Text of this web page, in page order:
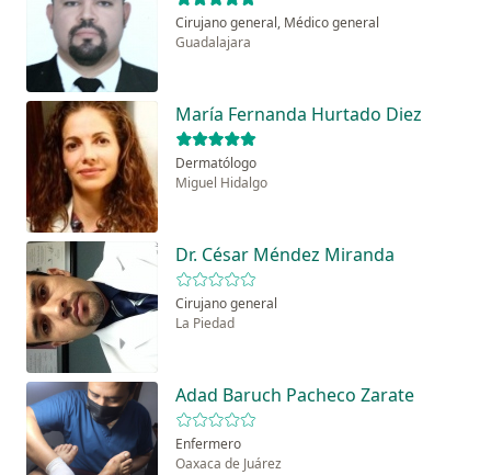
Cirujano general, Médico general
Guadalajara
María Fernanda Hurtado Diez
Dermatólogo
Miguel Hidalgo
Dr. César Méndez Miranda
Cirujano general
La Piedad
Adad Baruch Pacheco Zarate
Enfermero
Oaxaca de Juárez